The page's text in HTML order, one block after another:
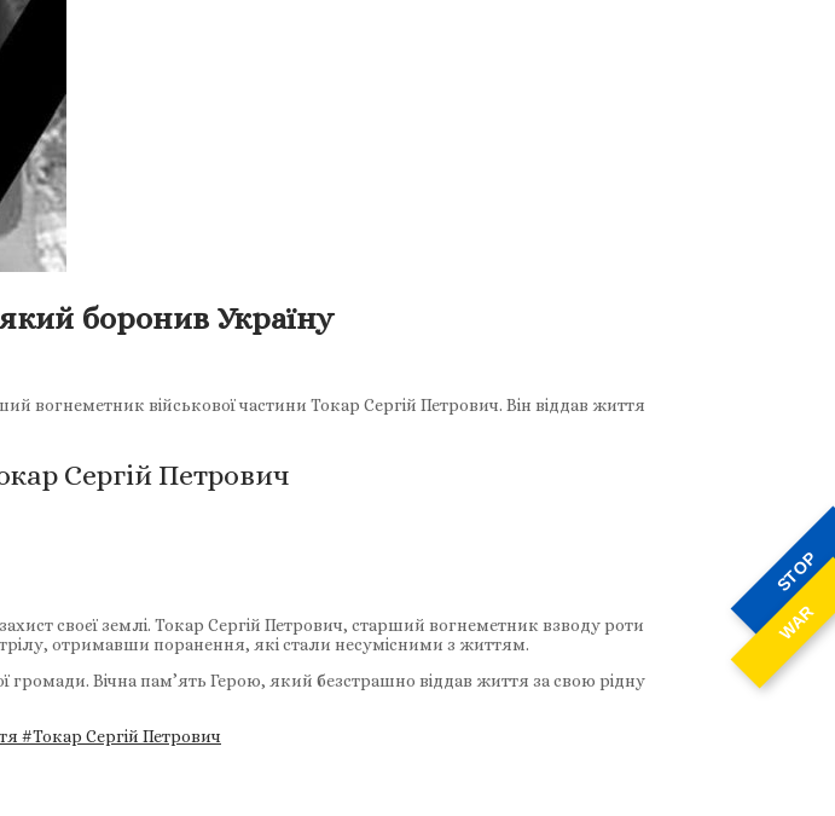
STOP
WAR
боронив Україну
вогнеметник військової частини Токар Сергій Петрович. Він віддав життя
Сергій Петрович
своєї землі. Токар Сергій Петрович, старший вогнеметник взводу роти
отримавши поранення, які стали несумісними з життям.
громади. Вічна пам’ять Герою, який безстрашно віддав життя за свою рідну
#Токар Сергій Петрович